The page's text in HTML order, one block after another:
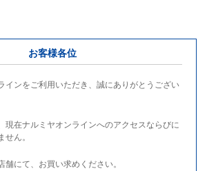
お客様各位
インをご利用いただき、誠にありがとうござい
現在ナルミヤオンラインへのアクセスならびに
ん。
舗にて、お買い求めください。